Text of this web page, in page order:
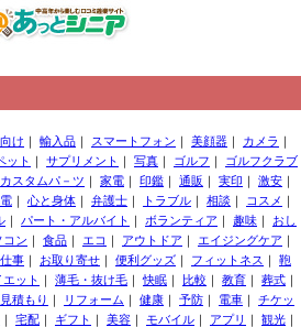
け ｜ 輸入品 ｜ スマートフォン ｜ 美顔器 ｜ カメラ ｜
ット ｜ サプリメント ｜ 写真 ｜ ゴルフ ｜ ゴルフクラブ
カスタムパ－ツ ｜ 家電 ｜ 印鑑 ｜ 通販 ｜ 実印 ｜ 激安 ｜
｜ 心と身体 ｜ 弁護士 ｜ トラブル ｜ 相談 ｜ コスメ ｜
｜ パート・アルバイト ｜ ボランティア ｜ 趣味 ｜ おし
コン ｜ 食品 ｜ エコ ｜ アウトドア ｜ エイジングケア ｜
仕事 ｜ お取り寄せ ｜ 便利グッズ ｜ フィットネス ｜ 鞄
エット ｜ 薄毛・抜け毛 ｜快眠 ｜ 比較 ｜ 教育 ｜ 葬式 ｜
見積もり ｜ リフォーム ｜ 健康 ｜ 予防 ｜ 電車 ｜ チケッ
｜ 宅配 ｜ ギフト ｜ 美容 ｜ モバイル ｜ アプリ ｜ 観光 ｜